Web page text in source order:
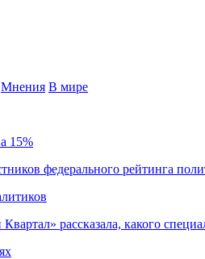
Мнения В мире
15%
федерального рейтинга
рассказала, какого